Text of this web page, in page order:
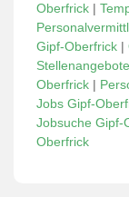
Oberfrick |
Gipf-Oberfrick |
Oberfrick |
Jobs Gipf-
Jobsuche Gipf-
Oberfrick